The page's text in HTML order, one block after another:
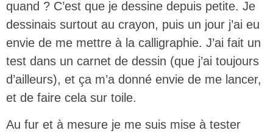
quand ? C’est que je dessine depuis petite. Je
dessinais surtout au crayon, puis un jour j’ai eu
envie de me mettre à la calligraphie. J’ai fait un
test dans un carnet de dessin (que j’ai toujours
d’ailleurs), et ça m’a donné envie de me lancer,
et de faire cela sur toile.
Au fur et à mesure je me suis mise à tester